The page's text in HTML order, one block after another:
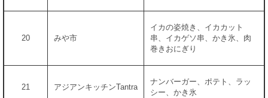
20 みや市
イカの姿焼き、イカカット
串、イカゲソ串、かき氷、肉
巻きおにぎり
21 アジアンキッチンTantra
ナンバーガー、ポテト、ラッ
シー、かき氷